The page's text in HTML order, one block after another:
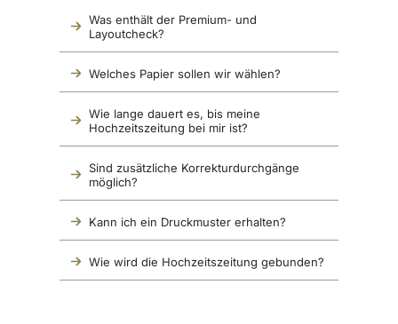
Was enthält der Premium- und
Layoutcheck?
Welches Papier sollen wir wählen?
Wie lange dauert es, bis meine
Hochzeitszeitung bei mir ist?
Sind zusätzliche Korrekturdurchgänge
möglich?
Kann ich ein Druckmuster erhalten?
Wie wird die Hochzeitszeitung gebunden?